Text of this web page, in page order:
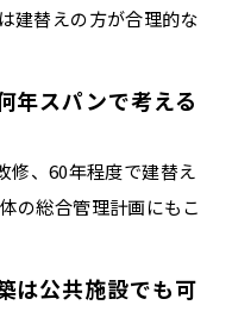
建替えの方が合理的な
年スパンで考える
修、60年程度で建替え
の総合管理計画にもこ
は公共施設でも可